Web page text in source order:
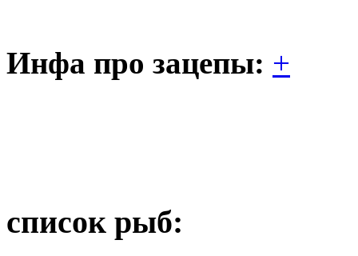
Инфа про зацепы: +
список рыб: